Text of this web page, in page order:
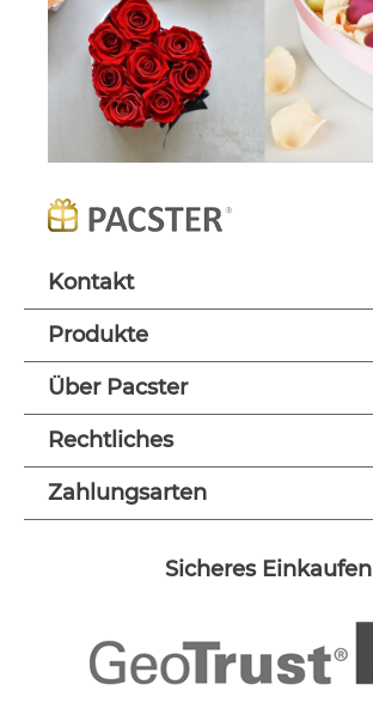
Kontakt
Produkte
Über Pacster
Rechtliches
Zahlungsarten
Sicheres Einkaufen